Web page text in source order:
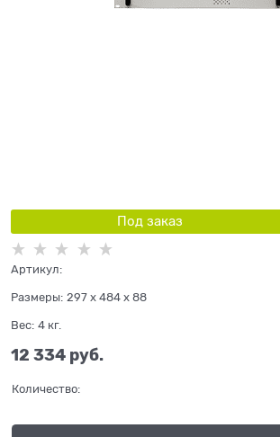
Под заказ
Артикул:
Размеры: 297 x 484 x 88
Вес: 4 кг.
12 334 руб.
Количество: